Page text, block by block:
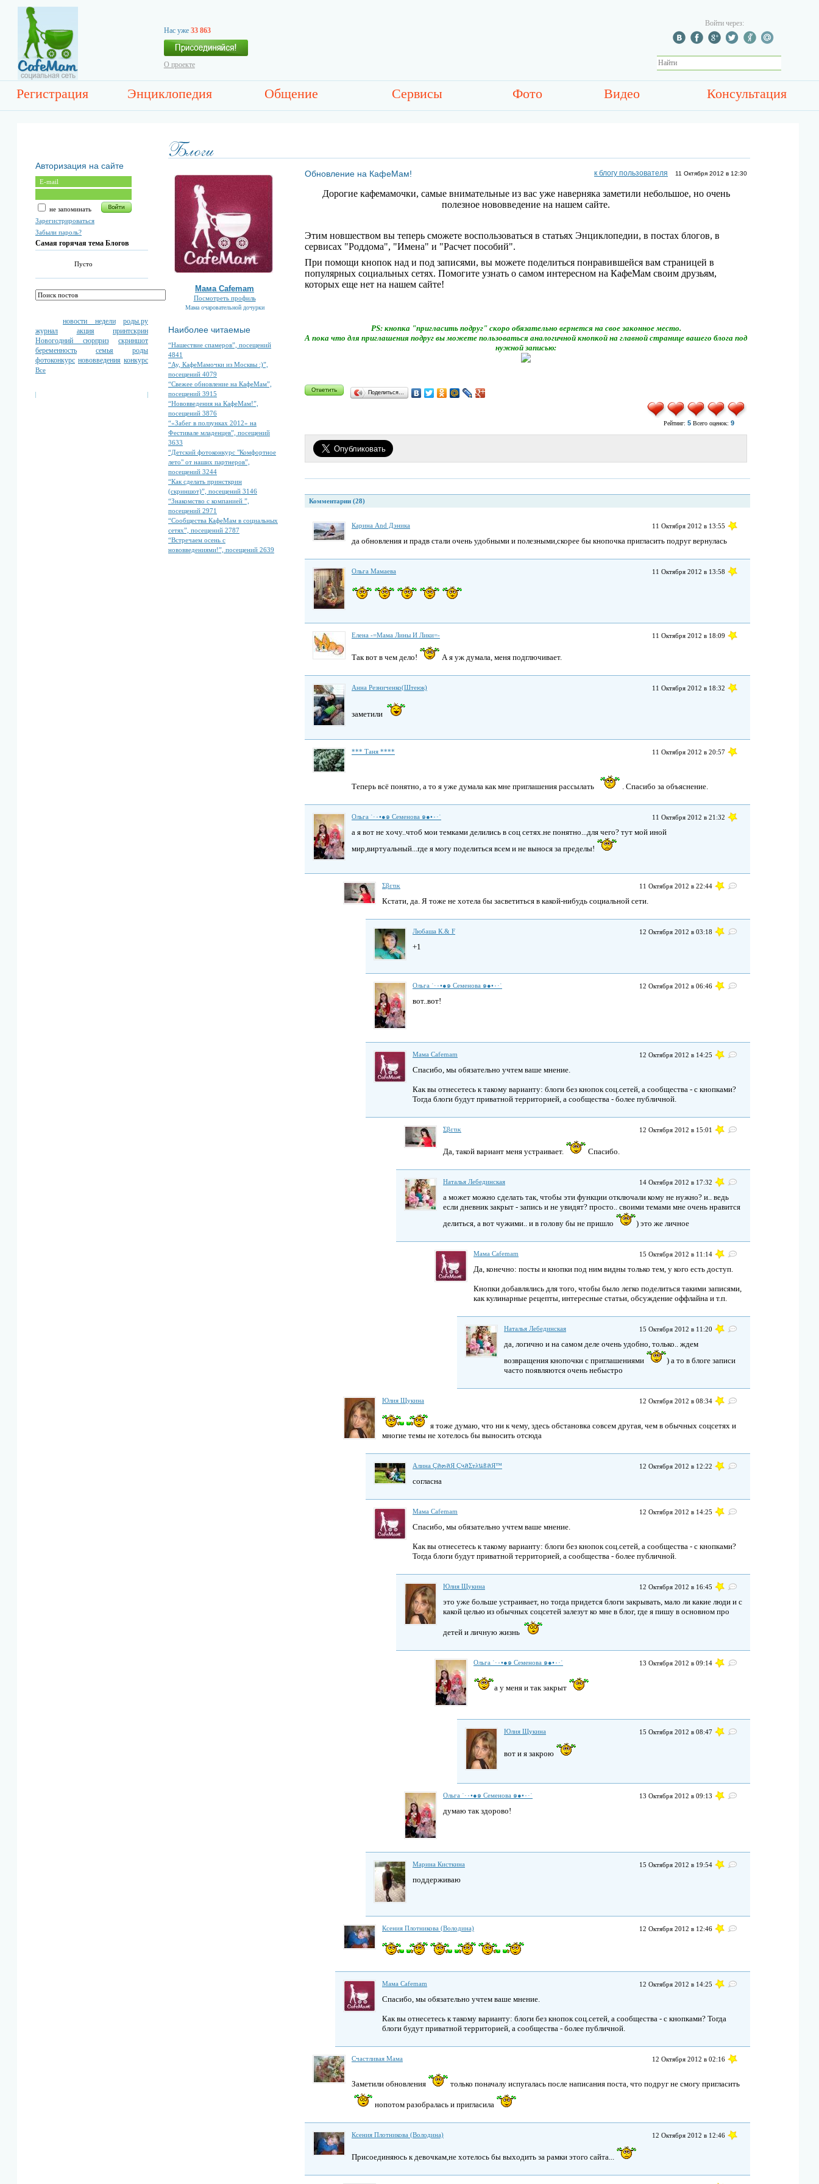
Нас уже 33 863
О проекте
Войти через:
Регистрация Энциклопедия Общение Сервисы Фото Видео Консультация
Авторизация на сайте
не запоминать
Зарегистрироваться
Забыли пароль?
Самая горячая тема Блогов
Пусто
новости недели
роды.ру
журнал
акция
принтскрин
Новогодний сюрприз
скриншот
беременность
семья
роды
фотоконкурс нововведения конкурс
Все
Мама Cafemam
Посмотреть профиль
Мама очаровательной дочурки
Наиболее читаемые
“Нашествие спамеров”, посещений
4841
“Ау, КафеМамочки из Москвы :)”,
посещений 4079
“Свежее обновление на КафеМам”,
посещений 3915
“Нововведения на КафеМам!”,
посещений 3876
“«Забег в ползунках 2012» на
Фестивале младенцев”, посещений
3633
“Детский фотоконкурс "Комфортное
лето" от наших партнеров”,
посещений 3244
“Как сделать принсткрин
(скриншот)”, посещений 3146
“Знакомство с компанией ”,
посещений 2971
“Сообщества КафеМам в социальных
сетях”, посещений 2787
“Встречаем осень с
нововведениями!”, посещений 2639
Обновление на КафеМам! к блогу пользователя 11 Октября 2012 в 12:30
Дорогие кафемамочки, самые внимательные из вас уже наверняка заметили небольшое, но очень
полезное нововведение на нашем сайте.
Этим новшеством вы теперь сможете воспользоваться в статьях Энциклопедии, в постах блогов, в
сервисах "Роддома", "Имена" и "Расчет пособий".
При помощи кнопок над и под записями, вы можете поделиться понравившейся вам страницей в
популярных социальных сетях. Помогите узнать о самом интересном на КафеМам своим друзьям,
которых еще нет на нашем сайте!
PS: кнопка "пригласить подруг" скоро обязательно вернется на свое законное место.
А пока что для приглашения подруг вы можете пользоваться аналогичной кнопкой на главной странице вашего блога под
нужной записью:
Поделиться…
Рейтинг: 5Всего оценок: 9
Комментарии (28)
Карина And Дэника 11 Октября 2012 в 13:55
да обновления и прадв стали очень удобными и полезными,скорее бы кнопочка пригласить подруг вернулась
Ольга Мамаева 11 Октября 2012 в 13:58
Елена -=Мама Лины И Лики=- 11 Октября 2012 в 18:09
Так вот в чем дело! А я уж думала, меня подглючивает.
Анна Резниченко(Штеюк) 11 Октября 2012 в 18:32
заметили
*** Таня **** 11 Октября 2012 в 20:57
Теперь всё понятно, а то я уже думала как мне приглашения рассылать . Спасибо за объяснение.
Ольга ˙·٠•●๑ Семенова ๑●•٠·˙ 11 Октября 2012 в 21:32
а я вот не хочу..чтоб мои темками делились в соц сетях.не понятно...для чего? тут мой иной
мир,виртуальный...где я могу поделиться всем и не вынося за пределы!
Σβετικ 11 Октября 2012 в 22:44
Кстати, да. Я тоже не хотела бы засветиться в какой-нибудь социальной сети.
Любаша К.& F 12 Октября 2012 в 03:18
+1
Ольга ˙·٠•●๑ Семенова ๑●•٠·˙ 12 Октября 2012 в 06:46
вот..вот!
Мама Cafemam 12 Октября 2012 в 14:25
Спасибо, мы обязательно учтем ваше мнение.
Как вы отнесетесь к такому варианту: блоги без кнопок соц.сетей, а сообщества - с кнопками?
Тогда блоги будут приватной территорией, а сообщества - более публичной.
Σβετικ 12 Октября 2012 в 15:01
Да, такой вариант меня устраивает. Спасибо.
Наталья Лебединская 14 Октября 2012 в 17:32
а может можно сделать так, чтобы эти функции отключали кому не нужно? и.. ведь
если дневник закрыт - запись и не увидят? просто.. своими темами мне очень нравится
делиться, а вот чужими.. и в голову бы не пришло
) это же личное
Мама Cafemam 15 Октября 2012 в 11:14
Да, конечно: посты и кнопки под ним видны только тем, у кого есть доступ.
Кнопки добавлялись для того, чтобы было легко поделиться такими записями,
как кулинарные рецепты, интересные статьи, обсуждение оффлайна и т.п.
Наталья Лебединская 15 Октября 2012 в 11:20
да, логично и на самом деле очень удобно, только.. ждем
возвращения кнопочки с приглашениями
) а то в блоге записи
часто появляются очень небыстро
Юлия Щукина 12 Октября 2012 в 08:34
я тоже думаю, что ни к чему, здесь обстановка совсем другая, чем в обычных соцсетях и
многие темы не хотелось бы выносить отсюда
Алина Çล๓ลЯ Ç५ลΣтλนßลЯ™ 12 Октября 2012 в 12:22
согласна
Мама Cafemam 12 Октября 2012 в 14:25
Спасибо, мы обязательно учтем ваше мнение.
Как вы отнесетесь к такому варианту: блоги без кнопок соц.сетей, а сообщества - с кнопками?
Тогда блоги будут приватной территорией, а сообщества - более публичной.
Юлия Щукина 12 Октября 2012 в 16:45
это уже больше устраивает, но тогда придется блоги закрывать, мало ли какие люди и с
какой целью из обычных соцсетей залезут ко мне в блог, где я пишу в основном про
детей и личную жизнь
Ольга ˙·٠•●๑ Семенова ๑●•٠·˙ 13 Октября 2012 в 09:14
а у меня и так закрыт
Юлия Щукина 15 Октября 2012 в 08:47
вот и я закрою
Ольга ˙·٠•●๑ Семенова ๑●•٠·˙ 13 Октября 2012 в 09:13
думаю так здорово!
Марина Кисткина 15 Октября 2012 в 19:54
поддерживаю
Ксения Плотникова (Володина) 12 Октября 2012 в 12:46
Мама Cafemam 12 Октября 2012 в 14:25
Спасибо, мы обязательно учтем ваше мнение.
Как вы отнесетесь к такому варианту: блоги без кнопок соц.сетей, а сообщества - с кнопками? Тогда
блоги будут приватной территорией, а сообщества - более публичной.
Счастливая Мама 12 Октября 2012 в 02:16
Заметили обновления только поначалу испугалась после написания поста, что подруг не смогу пригласить
нопотом разобралась и пригласила
Ксения Плотникова (Володина) 12 Октября 2012 в 12:46
Присоединяюсь к девочкам,не хотелось бы выходить за рамки этого сайта...